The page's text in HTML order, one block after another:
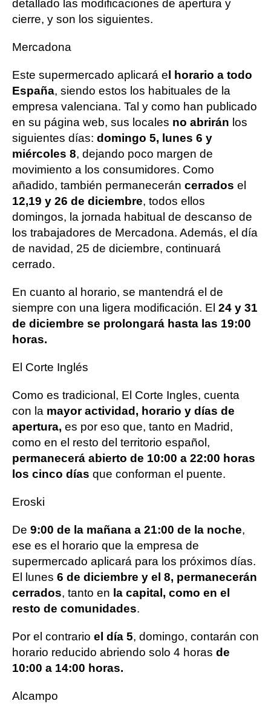
detallado las modificaciones de apertura y
cierre, y son los siguientes.
Mercadona
Este supermercado aplicará e l horario a todo
España, siendo estos los habituales de la
empresa valenciana. Tal y como han publicado
en su página web, sus locales no abrirán los
siguientes días: domingo 5, lunes 6 y
miércoles 8, dejando poco margen de
movimiento a los consumidores. Como
añadido, también permanecerán cerrados el
12,19 y 26 de diciembre, todos ellos
domingos, la jornada habitual de descanso de
los trabajadores de Mercadona. Además, el día
de navidad, 25 de diciembre, continuará
cerrado.
En cuanto al horario, se mantendrá el de
siempre con una ligera modificación. El 24 y 31
de diciembre se prolongará hasta las 19:00
horas.
El Corte Inglés
Como es tradicional, El Corte Ingles, cuenta
con la mayor actividad, horario y días de
apertura, es por eso que, tanto en Madrid,
como en el resto del territorio español,
permanecerá abierto de 10:00 a 22:00 horas
los cinco días que conforman el puente.
Eroski
De 9:00 de la mañana a 21:00 de la noche,
ese es el horario que la empresa de
supermercado aplicará para los próximos días.
El lunes 6 de diciembre y el 8, permanecerán
cerrados, tanto en la capital, como en el
resto de comunidades.
Por el contrario el día 5, domingo, contarán con
horario reducido abriendo solo 4 horas de
10:00 a 14:00 horas.
Alcampo